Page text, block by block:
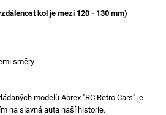
kol je mezi 120 - 130 mm)
směry
modelů Abrex "RC Retro Cars" je
na slavná auta naší historie.